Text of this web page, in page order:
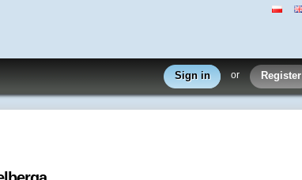
Sign in or Register